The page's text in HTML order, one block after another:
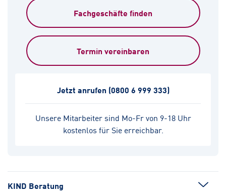
Fachgeschäfte finden
Termin vereinbaren
Unsere Mitarbeiter sind Mo-Fr von 9-18 Uhr
kostenlos für Sie erreichbar.
Jetzt anrufen (0800 6 999 333)
KIND Beratung